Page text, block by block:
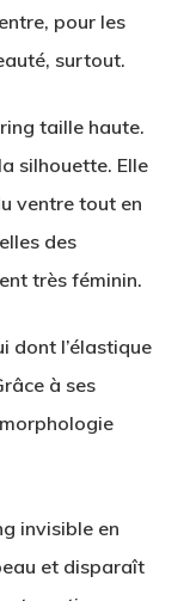
pour les
surtout.
taille haute.
silhouette. Elle
ventre tout en
des
très féminin.
dont l’élastique
à ses
invisible en
et disparaît